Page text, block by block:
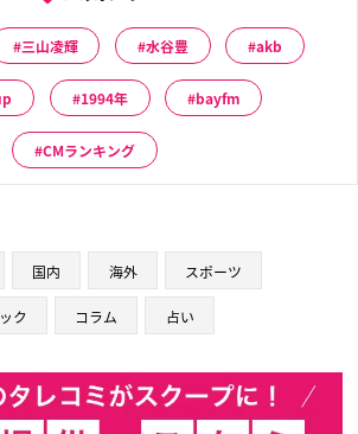
三山凌輝 水谷豊 akb
1994年 bayfm
CMランキング
国内 海外 スポーツ
ク コラム 占い